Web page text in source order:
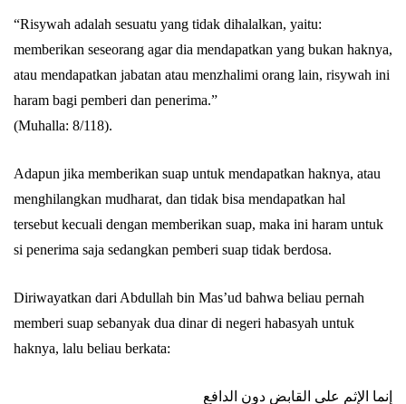
“Risywah adalah sesuatu yang tidak dihalalkan, yaitu:
memberikan seseorang agar dia mendapatkan yang bukan haknya,
atau mendapatkan jabatan atau menzhalimi orang lain, risywah ini
haram bagi pemberi dan penerima.”
(Muhalla: 8/118).
Adapun jika memberikan suap untuk mendapatkan haknya, atau
menghilangkan mudharat, dan tidak bisa mendapatkan hal
tersebut kecuali dengan memberikan suap, maka ini haram untuk
si penerima saja sedangkan pemberi suap tidak berdosa.
Diriwayatkan dari Abdullah bin Mas’ud bahwa beliau pernah
memberi suap sebanyak dua dinar di negeri habasyah untuk
haknya, lalu beliau berkata:
إنما الإثم على القابض دون الدافع